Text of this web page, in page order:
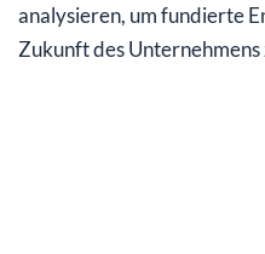
analysieren, um fundierte
Zukunft des